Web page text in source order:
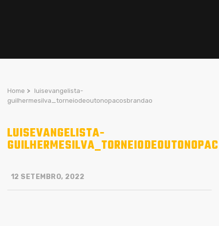
Home > luisevangelista-
guilhermesilva_torneiodeoutonopacosbrandao
LUISEVANGELISTA-
12 SETEMBRO, 2022